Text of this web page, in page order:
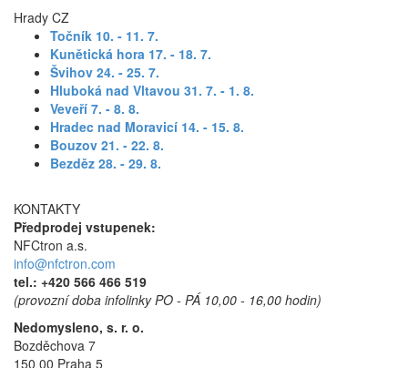
Hrady CZ
Točník 10. - 11. 7.
Kunětická hora 17. - 18. 7.
Švihov 24. - 25. 7.
Hluboká nad Vltavou 31. 7. - 1. 8.
Veveří 7. - 8. 8.
Hradec nad Moravicí 14. - 15. 8.
Bouzov 21. - 22. 8.
Bezděz 28. - 29. 8.
KONTAKTY
Předprodej vstupenek:
NFCtron a.s.
info@nfctron.com
tel.: +420 566 466 519
(provozní doba infolinky PO - PÁ 10,00 - 16,00 hodin)
Nedomysleno, s. r. o.
Bozděchova 7
150 00 Praha 5